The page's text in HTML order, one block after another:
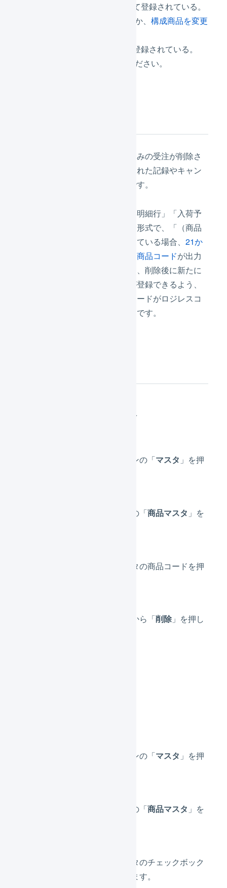
セット商品の構成品として登録されている。
→ セット商品を削除するか、構成商品を変更
集合包装の構成品として登録されている。
→ 集合包装を削除してください。
すでに出荷済み、キャンセル済みの受注が削除さ
れることはありません。出荷された記録やキャン
セルされた記録は残ったままです。
「受注伝票明細行」「出荷伝票明細行」「入荷予
定明細行」などのエクスポート形式で、「（商品
マスタ）商品コード」を出力している場合、21か
らはじまるシステムが発番した商品コードが出力
されることがあります。これは、削除後に新たに
同じ商品コードで商品マスタが登録できるよう、
削除された商品マスタの商品コードがロジレスコ
ードと同じ値に更新されるためです。
1件ずつ削除する場合
メインナビゲーションの「マスタ 」を押
サブナビゲーションの「商品マスタ 」を
削除したい商品マスタの商品コードを押
上部のタブメニューから「削除 」を押し
メインナビゲーションの「マスタ 」を押
サブナビゲーションの「商品マスタ 」を
削除したい商品マスタのチェックボック
スにチェックを入れます。